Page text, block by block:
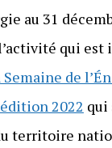
au 31
qui est
Semaine de
2022 qui
territoire